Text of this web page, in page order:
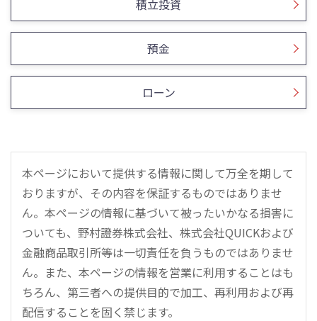
積立投資
預金
ローン
本ページにおいて提供する情報に関して万全を期して
おりますが、その内容を保証するものではありませ
ん。本ページの情報に基づいて被ったいかなる損害に
ついても、野村證券株式会社、株式会社QUICKおよび
金融商品取引所等は一切責任を負うものではありませ
ん。また、本ページの情報を営業に利用することはも
ちろん、第三者への提供目的で加工、再利用および再
配信することを固く禁じます。